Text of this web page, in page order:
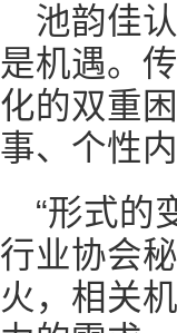
池韵佳
是机遇。
化的双重
事、个性
“形式的
行业协会
火，相关